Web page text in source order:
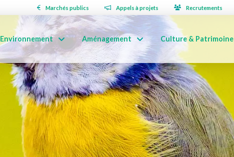
Marchés publics Appels à projets Recrutements
Environnement Aménagement Culture & Patrimoine